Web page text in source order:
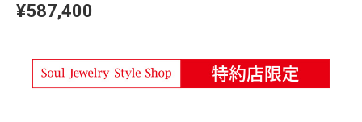
¥587,400